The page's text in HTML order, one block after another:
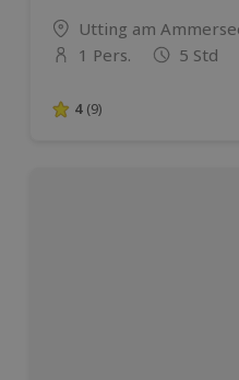
Standort
Utting am
Anzahl der Teilnehmer
1 Pers. 5 Std
4 von 5 Sternen
4 (9)